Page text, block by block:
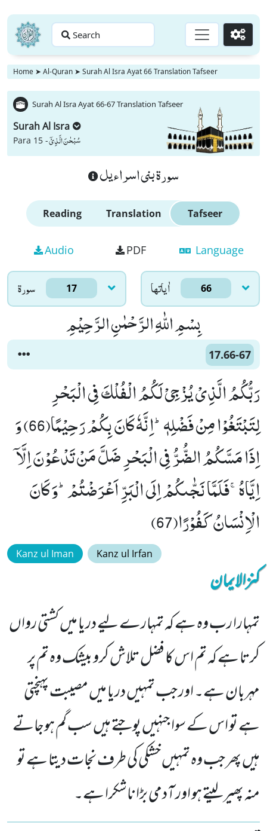
Search Go
Home ➤ Al-Quran ➤ Surah Al Isra Ayat 66 Translation Tafseer
Surah Al Isra Ayat 66-67 Translation Tafseer
Surah Al Isra
Para 15 -سُبْحٰنَ الَّذِیْۤ
سورة بنى اسراءيل
Reading Translation Tafseer
Audio PDF Language
سورۃ 17 اٰياتها 66
بِسْمِ اللّٰهِ الرَّحْمٰنِ الرَّحِیْمِ
17.66-67
رَبُّكُمُ الَّذِیْ یُزْجِیْ لَكُمُ الْفُلْكَ فِی الْبَحْرِ
لِتَبْتَغُوْا مِنْ فَضْلِهٖؕ-اِنَّهٗ كَانَ بِكُمْ رَحِیْمًا(66) وَ
اِذَا مَسَّكُمُ الضُّرُّ فِی الْبَحْرِ ضَلَّ مَنْ تَدْعُوْنَ اِلَّاۤ
اِیَّاهُۚ-فَلَمَّا نَجّٰىكُمْ اِلَى الْبَرِّ اَعْرَضْتُمْؕ-وَ كَانَ
الْاِنْسَانُ كَفُوْرًا(67)
Kanz ul Iman Kanz ul Irfan
کنزالایمان
تمہارا رب وہ ہے کہ تمہارے لیے دریا میں کشتی رواں
کرتا ہے کہ تم اس کا فضل تلاش کرو بیشک وہ تم پر
مہربان ہے۔ اور جب تمہیں دریا میں مصیبت پہنچتی
ہے تو اس کے سوا جنہیں پوجتے ہیں سب گم ہوجاتے
ہیں پھر جب وہ تمہیں خشکی کی طرف نجات دیتا ہے تو
منہ پھیر لیتے ہو اور آدمی بڑا ناشکرا ہے۔